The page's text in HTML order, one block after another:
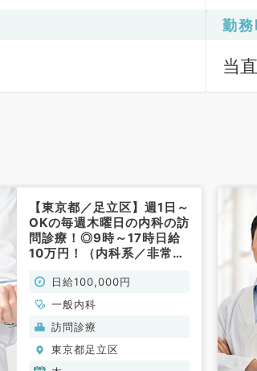
勤務
当
【東京都／足立区】週1日～
OKの毎週木曜日の内科の訪
問診療！◎9時～17時日給
10万円！（内科系／非常
日給100,000円
一般内科
訪問診療
東京都足立区